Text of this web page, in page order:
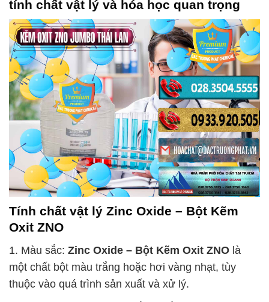
tính chất vật lý và hóa học quan trọng
Tính chất vật lý Zinc Oxide – Bột Kẽm
Oxit ZNO
1. Màu sắc: Zinc Oxide – Bột Kẽm Oxit ZNO là
một chất bột màu trắng hoặc hơi vàng nhạt, tùy
thuộc vào quá trình sản xuất và xử lý.